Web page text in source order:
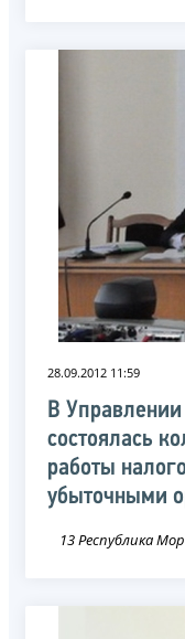
28.09.2012 11:59
В
состоялась
работы
убыточными
13 Республика